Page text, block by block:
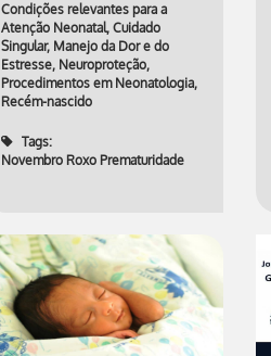
Condições relevantes para a
Atenção Neonatal, Cuidado
Singular, Manejo da Dor e do
Estresse, Neuroproteção,
Procedimentos em Neonatologia,
Recém-nascido
Tags:
Novembro Roxo Prematuridade